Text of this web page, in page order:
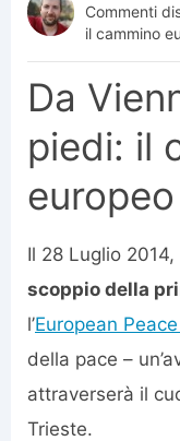
Commenti
il cammino
Da
piedi: il
Il 28 Luglio
scoppio della
l’European
della pace –
attraverserà il
Trieste.